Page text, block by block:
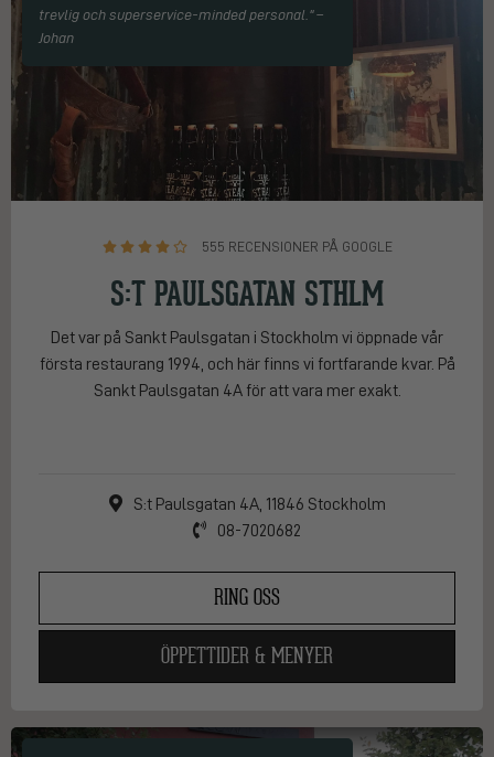
trevlig och superservice-minded personal." –
Johan
555 RECENSIONER PÅ GOOGLE
S:T PAULSGATAN STHLM
Det var på Sankt Paulsgatan i Stockholm vi öppnade vår
första restaurang 1994, och här finns vi fortfarande kvar. På
Sankt Paulsgatan 4A för att vara mer exakt.
S:t Paulsgatan 4A, 11846 Stockholm
08-7020682
RING OSS
ÖPPETTIDER & MENYER